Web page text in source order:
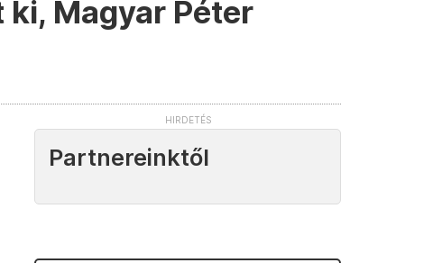
Magyar Péter
Partnereinktől